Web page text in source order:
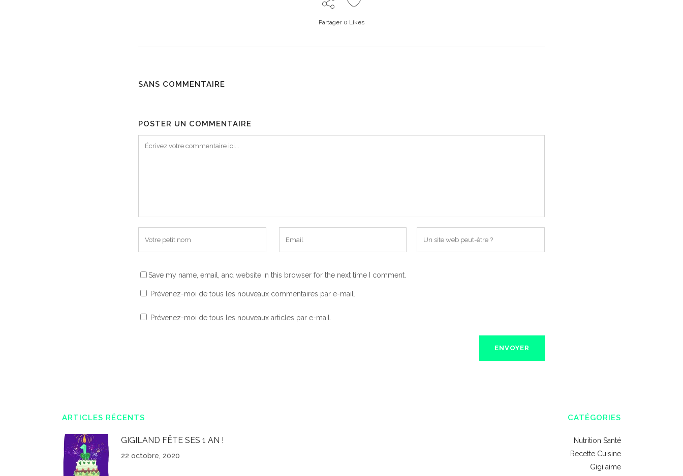
Partager 0 Likes
SANS COMMENTAIRE
POSTER UN COMMENTAIRE
Save my name, email, and website in this browser for the next time I comment.
Prévenez-moi de tous les nouveaux commentaires par e-mail.
Prévenez-moi de tous les nouveaux articles par e-mail.
ARTICLES RÉCENTS
GIGILAND FÊTE SES 1 AN !
22 octobre, 2020
CATÉGORIES
Nutrition Santé
Recette Cuisine
Gigi aime